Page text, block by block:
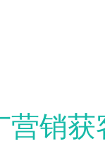
营销获